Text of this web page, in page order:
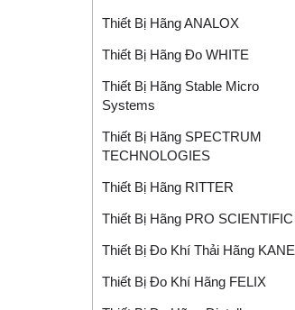
Thiết Bị Hãng ANALOX
Thiết Bị Hãng Đo WHITE
Thiết Bị Hãng Stable Micro
Systems
Thiết Bị Hãng SPECTRUM
TECHNOLOGIES
Thiết Bị Hãng RITTER
Thiết Bị Hãng PRO SCIENTIFIC
Thiết Bị Đo Khí Thải Hãng KANE
Thiết Bị Đo Khí Hãng FELIX